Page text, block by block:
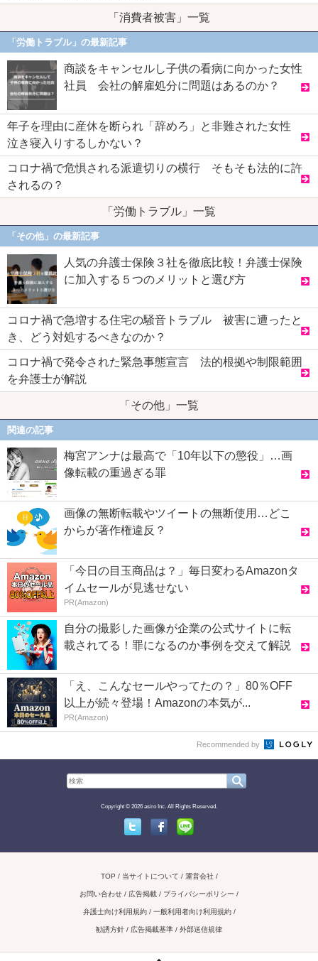
「消費者被害」一覧
「労働トラブル」の最新記事
商談をキャンセルし子供の看病に向かった女性
社員 会社の解雇処分に問題はあるのか？
年子を理由に産休を断られ「辞めろ」と非難された女性
泣き寝入りするしかない？
コロナ禍で危惧される派遣切りの横行 そもそも法的に許
されるの？
「労働トラブル」一覧
「その他」の最新記事
人気の弁護士保険３社を徹底比較！弁護士保険
に加入する５つのメリットと選び方
コロナ禍で急増する住宅の騒音トラブル 被害に遭ったと
き、どう対処するべきなのか？
コロナ禍で発令された緊急事態宣言 法的根拠や制限範囲
を弁護士が解説
「その他」一覧
関連の記事
梅宮アンナは最高で「10年以下の懲役」…画
像転載の重過ぎる罪
画像の無断転載やツイートの無断使用…どこ
からが著作権違反？
「今日の目玉商品は？」毎日変わるAmazonタ
イムセールが見逃せない
PR(Amazon)
自分の撮影した画像が企業の公式サイトに転
載されてる！罪になるのか事例を交えて解説
「え、こんなセールやってたの？」80％OFF
以上が続々登場！Amazonの本気が...
PR(Amazon)
Recommended by
Copyright © 2026 asiro Inc. All Rights Reserved.
TOP 当サイトについて 運営会社
お問い合わせ / 広告掲載 プライバシーポリシー
弁護士向け利用規約 一般利用者向け利用規約
勧誘方針 広告掲載基準 外部送信規律